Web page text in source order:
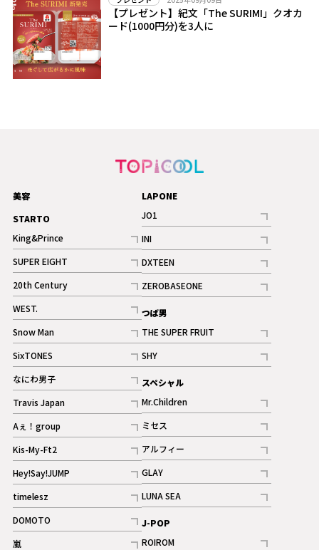
【プレゼント】紀文「The SURIMI」クオカ
ード(1000円分)を3人に
美容
STARTO
King&Prince
記事
SUPER EIGHT
記事
20th Century
記事
WEST.
記事
Snow Man
記事
ギャラリー
SixTONES
記事
ギャラリー
なにわ男子
記事
Travis Japan
記事
Aぇ！group
記事
Kis-My-Ft2
記事
ギャラリー
Hey!Say!JUMP
記事
timelesz
記事
DOMOTO
記事
嵐
LAPONE
JO1
記事
INI
記事
ギャラリー
DXTEEN
記事
ギャラリー
ZEROBASEONE
記事
つば男
THE SUPER FRUIT
記事
SHY
記事
スペシャル
Mr.Children
記事
ミセス
記事
アルフィー
記事
GLAY
記事
LUNA SEA
記事
J-POP
ROIROM